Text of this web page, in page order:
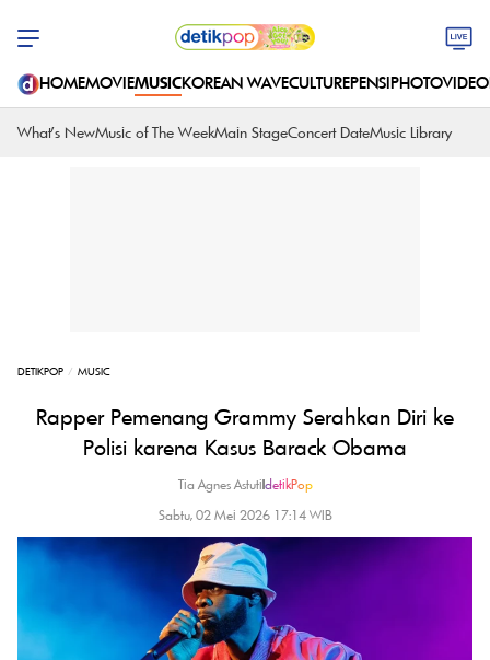
HOMEMOVIEMUSICKOREAN WAVECULTUREPENSIPHOTOVIDEO
What's NewMusic of The WeekMain StageConcert DateMusic Library
DETIKPOP MUSIC
Rapper Pemenang Grammy Serahkan Diri ke
Polisi karena Kasus Barack Obama
Tia Agnes Astuti|detikPop
Sabtu, 02 Mei 2026 17:14 WIB